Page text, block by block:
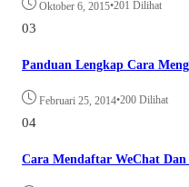
Oktober 6, 2015•201 Dilihat
03
Panduan Lengkap Cara
Februari 25, 2014•200 Dilihat
04
Cara Mendaftar WeChat